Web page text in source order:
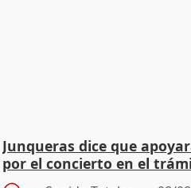
Junqueras dice que
por el concierto en el